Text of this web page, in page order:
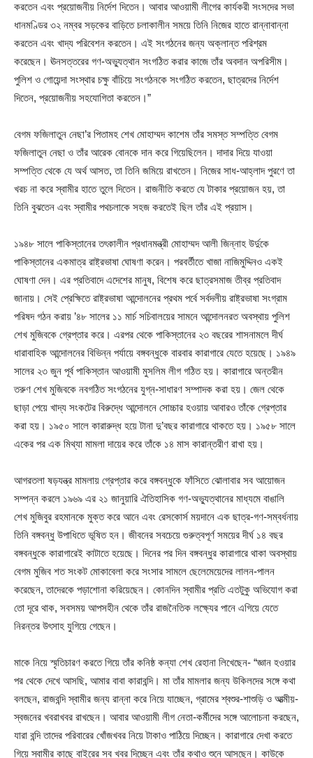
করতেন এবং প্রয়োজনীয় নির্দেশ দিতেন। আবার আওয়ামী লীগের কার্যকরী সংসদের সভা
ধানমণ্ডির ৩২ নম্বর সড়কের বাড়িতে চলাকালীন সময়ে তিনি নিজের হাতে রান্নাবান্না
করতেন এবং খাদ্য পরিবেশন করতেন। এই সংগঠনের জন্য অক্লান্ত পরিশ্রম
করেছেন। ঊনসত্তরের গণ-অভ্যুত্থান সংগঠিত করার কাজে তাঁর অবদান অপরিসীম।
পুলিশ ও গোয়েন্দা সংস্থার চক্ষু বাঁচিয়ে সংগঠনকে সংগঠিত করতেন, ছাত্রদের নির্দেশ
দিতেন, প্রয়োজনীয় সহযোগিতা করতেন।”
বেগম ফজিলাতুন নেছা’র পিতামহ শেখ মোহাম্মদ কাশেম তাঁর সমস্ত সম্পত্তি বেগম
ফজিলাতুন নেছা ও তাঁর আরেক বোনকে দান করে গিয়েছিলেন। দাদার দিয়ে যাওয়া
সম্পত্তি থেকে যে অর্থ আসত, তা তিনি জমিয়ে রাখতেন। নিজের সাধ-আহ্লাদ পুরণে তা
খরচ না করে স্বামীর হাতে তুলে দিতেন। রাজনীতি করতে যে টাকার প্রয়োজন হয়, তা
তিনি বুঝতেন এবং স্বামীর পথচলাকে সহজ করতেই ছিল তাঁর এই প্রয়াস।
১৯৪৮ সালে পাকিস্তানের তৎকালীন প্রধানমন্ত্রী মোহাম্মদ আলী জিন্নাহ উর্দুকে
পাকিস্তানের একমাত্র রাষ্ট্রভাষা ঘোষণা করেন। পরবর্তীতে খাজা নাজিমুদ্দিনও একই
ঘোষণা দেন। এর প্রতিবাদে এদেশের মানুষ, বিশেষ করে ছাত্রসমাজ তীব্র প্রতিবাদ
জানায়। সেই প্রেক্ষিতে রাষ্ট্রভাষা আন্দোলনের প্রথম পর্বে সর্বদলীয় রাষ্ট্রভাষা সংগ্রাম
পরিষদ গঠন করায় ’৪৮ সালের ১১ মার্চ সচিবালয়ের সামনে আন্দোলনরত অবস্থায় পুলিশ
শেখ মুজিবকে গ্রেপ্তার করে। এরপর থেকে পাকিস্তানের ২৩ বছরের শাসনামলে দীর্ঘ
ধারাবাহিক আন্দোলনের বিভিন্ন পর্যায়ে বঙ্গবন্ধুকে বারবার কারাগারে যেতে হয়েছে। ১৯৪৯
সালের ২৩ জুন পূর্ব পাকিস্তান আওয়ামী মুসলিম লীগ গঠিত হয়। কারাগারে অন্তরীন
তরুণ শেখ মুজিবকে নবগঠিত সংগঠনের যুগ্ন-সাধারণ সম্পাদক করা হয়। জেল থেকে
ছাড়া পেয়ে খাদ্য সংকটের বিরুদ্ধে আন্দোলনে সোচ্চার হওয়ায় আবারও তাঁকে গ্রেপ্তার
করা হয়। ১৯৫০ সালে কারারুদ্ধ হয়ে টানা দু’বছর কারাগারে থাকতে হয়। ১৯৫৮ সালে
একের পর এক মিথ্যা মামলা দায়ের করে তাঁকে ১৪ মাস কারান্তরীণ রাখা হয়।
আগরতলা ষড়যন্ত্র মামলায় গ্রেপ্তার করে বঙ্গবন্ধুকে ফাঁসিতে ঝোলাবার সব আয়োজন
সম্পন্ন করলে ১৯৬৯ এর ২১ জানুয়ারি ঐতিহাসিক গণ-অভ্যুত্থানের মাধ্যমে বাঙালি
শেখ মুজিবুর রহমানকে মুক্ত করে আনে এবং রেসকোর্স ময়দানে এক ছাত্র-গণ-সম্বর্ধনায়
তিনি বঙ্গবন্ধু উপাধিতে ভূষিত হন। জীবনের সবচেয়ে গুরুত্বপূর্ণ সময়ের দীর্ঘ ১৪ বছর
বঙ্গবন্ধুকে কারাগারেই কাটাতে হয়েছে। দিনের পর দিন বঙ্গবন্ধুর কারাগারে থাকা অবস্থায়
বেগম মুজিব শত সংকট মোকাবেলা করে সংসার সামলে ছেলেমেয়েদের লালন-পালন
করেছেন, তাদেরকে পড়াশোনা করিয়েছেন। কোনদিন স্বামীর প্রতি এতটুকু অভিযোগ করা
তো দূরে থাক, সবসময় আপসহীন থেকে তাঁর রাজনৈতিক লক্ষ্যের পানে এগিয়ে যেতে
নিরন্তর উৎসাহ যুগিয়ে গেছেন।
মাকে নিয়ে স্মৃতিচারণ করতে গিয়ে তাঁর কনিষ্ঠ কন্যা শেখ রেহানা লিখেছেন- “জ্ঞান হওয়ার
পর থেকে দেখে আসছি, আমার বাবা কারাবন্দি। মা তাঁর মামলার জন্য উকিলদের সঙ্গে কথা
বলছেন, রাজবন্দি স্বামীর জন্য রান্না করে নিয়ে যাচ্ছেন, গ্রামের শ্বশুর-শাশুড়ি ও আত্মীয়-
স্বজনের খবরাখবর রাখছেন। আবার আওয়ামী লীগ নেতা-কর্মীদের সঙ্গে আলোচনা করছেন,
যারা বন্দি তাদের পরিবারের খোঁজখবর নিয়ে টাকাও পাঠিয়ে দিচ্ছেন। কারাগারে দেখা করতে
গিয়ে স্বামীর কাছে বাইরের সব খবর দিচ্ছেন এবং তাঁর কথাও শুনে আসছেন। কাউকে